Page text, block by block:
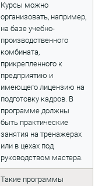
Курсы можно
организовать, например,
на базе учебно-
производственного
комбината,
прикрепленного к
предприятию и
имеющего лицензию на
подготовку кадров. В
программе должны
быть практические
занятия на тренажерах
или в цехах под
руководством мастера.
Такие программы